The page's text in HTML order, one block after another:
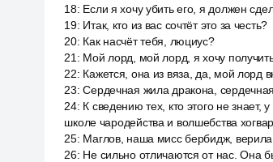
18: Если я хочу убить его, я должен
19: Итак, кто из вас сочтёт это за честь?
20: Как насчёт тебя, люциус?
21 : Мой лорд, мой лорд, я хочу
22: Кажется, она из вяза, да, мой лорд
23:Сердечная жила дракона,
24: К сведению тех, кто этого не знает,
школе чародейства и волшебства
25: Маглов, наша мисс бербидж,
26: Не сильно отличаются от нас. Она